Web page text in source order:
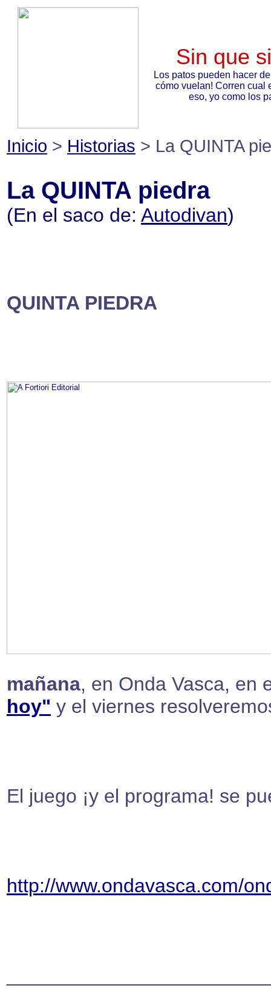
Sin que
Los patos pueden hacer
cómo vuelan! Corren cual
eso, yo como los
Inicio > Historias > La QUINTA
La QUINTA piedra
(En el saco de: Autodivan)
QUINTA PIEDRA
mañana, en Onda Vasca, en
hoy" y el viernes
El juego ¡y el programa! se
http://www.ondavasca.com/